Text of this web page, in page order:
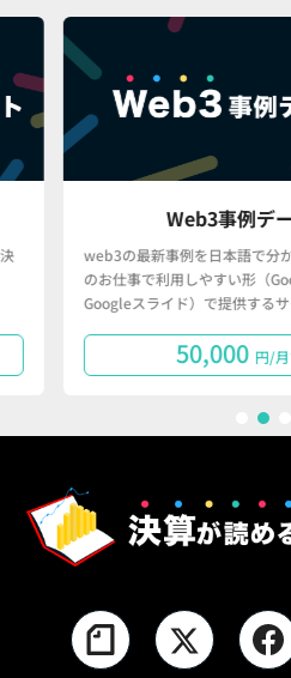
Web3事例デ
web3の最新事例を日本語で分
のお仕事で利用しやすい形（
Googleスライド）で提供するサ
50,000 円/